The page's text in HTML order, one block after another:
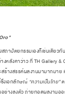
ตยกรรมเองก็เช่นเดียวกัน
ลังคาว่าว ที่ TH Gallery &
างสรรค์ผลงานมามากมาย
งเอกลักษณ์ “ความเป็นไทย”ต
ย่างลงตัว ถ่ายทอดผลงาน